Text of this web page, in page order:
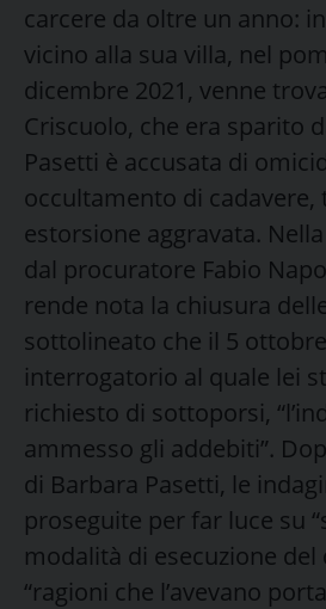
carcere da oltre un anno:
vicino alla sua villa, nel
dicembre 2021, venne
Criscuolo, che era sparito
Pasetti è accusata di
occultamento di cadavere,
estorsione aggravata.
dal procuratore Fabio
rende nota la chiusura
sottolineato che il 5
interrogatorio al quale lei
richiesto di sottoporsi,
ammesso gli addebiti”.
di Barbara Pasetti, le
proseguite per far luce su
modalità di esecuzione del
“ragioni che l’avevano